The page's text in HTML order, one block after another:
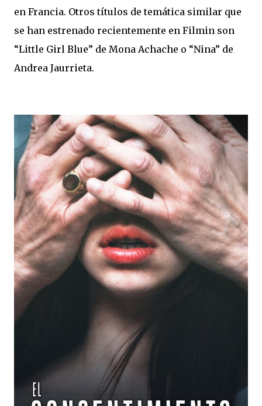
en Francia. Otros títulos de temática similar que
se han estrenado recientemente en Filmin son
“Little Girl Blue” de Mona Achache o “Nina” de
Andrea Jaurrieta.